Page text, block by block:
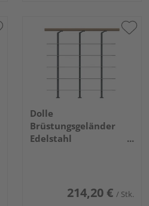
Dolle
Brüstungsgeländer
Edelstahl
214,20 € / Stk.